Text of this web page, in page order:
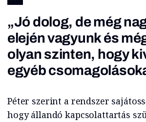
„Jó dolog, de még
elején vagyunk és
olyan szinten, hogy
egyéb
Péter szerint a rendszer
hogy állandó kapcsolattartás